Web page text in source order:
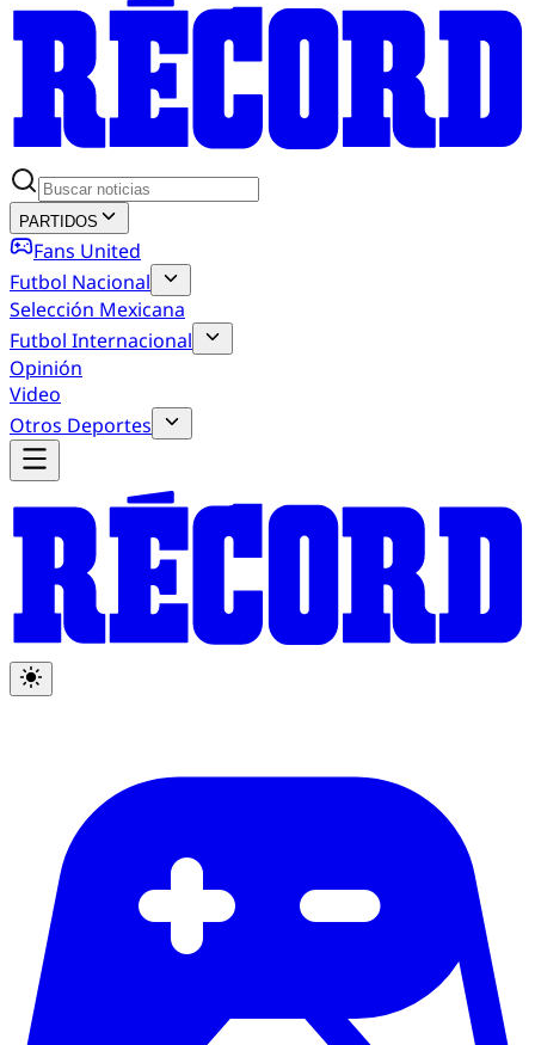
PARTIDOS
Fans United
Futbol Nacional
Selección Mexicana
Futbol Internacional
Opinión
Video
Otros Deportes